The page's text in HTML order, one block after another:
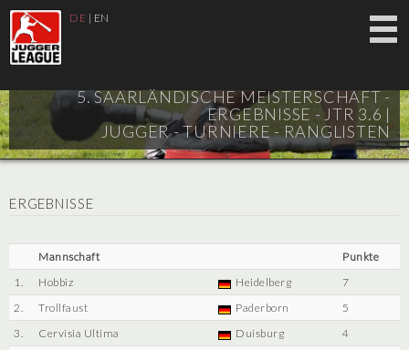
DE | EN
5. SAARLÄNDISCHE MEISTERSCHAFT -
ERGEBNISSE - JTR 3.6 |
JUGGER - TURNIERE - RANGLISTEN
ERGEBNISSE
Mannschaft
Punkte
1.
Hobbiz Heidelberg
7
2.
Trollfaust Paderborn
5
3.
Cervisia Ultima Duisburg
4